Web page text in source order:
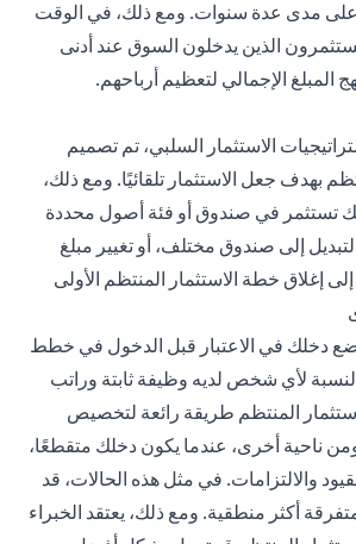
مدى عدة سنوات. ومع ذلك، في الوقت
الذين يدخلون السوق عند أدنى
الإجمالي لتعظيم أرباحهم.
الاستثمار السلبي، تم تصميم
بهدف جعل الاستثمار تلقائيًا. ومع ذلك،
تستثمر في صندوق أو فئة أصول محددة
إلى صندوق مختلف، أو تغيير مبلغ
إغلاق خطة الاستثمار المنتظم الأولى
دخلك في الاعتبار قبل الدخول في خطط
لأي شخص لديه وظيفة ثابتة وراتب
المنتظم طريقة رائعة لتخصيص
ومن ناحية أخرى، عندما يكون دخلك متقطعًا،
والالتزامات. في مثل هذه الحالات، قد
أكثر منطقية. ومع ذلك، يعتقد الخبراء